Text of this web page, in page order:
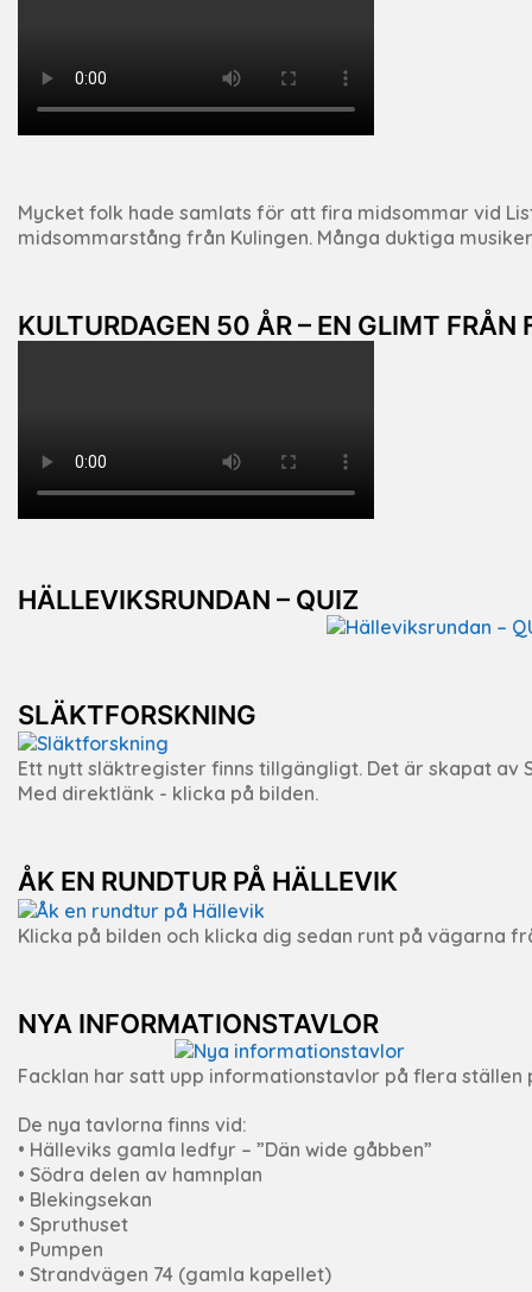
Mycket folk hade samlats för att fira midsommar vid
midsommarstång från Kulingen. Många duktiga
KULTURDAGEN 50 ÅR – EN GLIMT FRÅN
HÄLLEVIKSRUNDAN – QUIZ
SLÄKTFORSKNING
Ett nytt släktregister finns tillgängligt. Det är skapat av
Med direktlänk - klicka på bilden.
ÅK EN RUNDTUR PÅ HÄLLEVIK
Klicka på bilden och klicka dig sedan runt på vägarna
NYA INFORMATIONSTAVLOR
Facklan har satt upp informationstavlor på flera
De nya tavlorna finns vid:
• Hälleviks gamla ledfyr – ”Dän wide gåbben”
• Södra delen av hamnplan
• Blekingsekan
• Spruthuset
• Pumpen
• Strandvägen 74 (gamla kapellet)